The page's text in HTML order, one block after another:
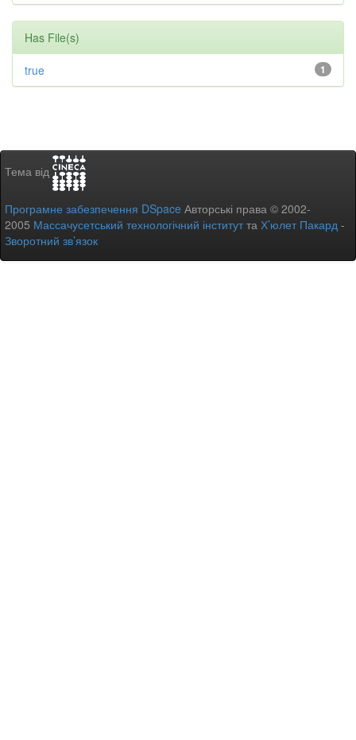
Has File(s)
1
true
Тема від
Програмне забезпечення DSpace Авторські права © 2002-
2005 Массачусетський технологічний інститутта Х’юлет Пакард -
Зворотний зв’язок